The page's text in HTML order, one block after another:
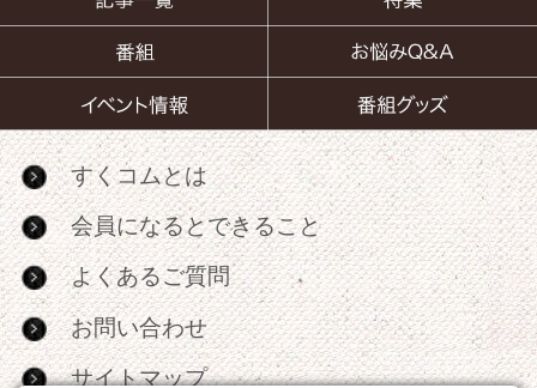
すくコムとは
会員になるとできること
よくあるご質問
お問い合わせ
サイトマップ